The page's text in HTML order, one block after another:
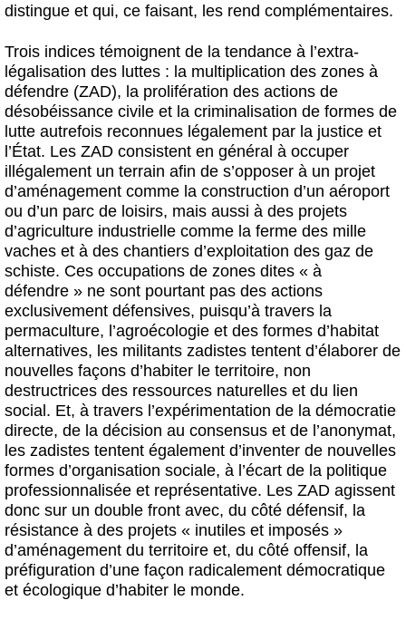
distingue et qui, ce faisant, les rend complémentaires.
Trois indices témoignent de la tendance à l’extra-
légalisation des luttes : la multiplication des zones à
défendre (ZAD), la prolifération des actions de
désobéissance civile et la criminalisation de formes de
lutte autrefois reconnues légalement par la justice et
l’État. Les ZAD consistent en général à occuper
illégalement un terrain afin de s’opposer à un projet
d’aménagement comme la construction d’un aéroport
ou d’un parc de loisirs, mais aussi à des projets
d’agriculture industrielle comme la ferme des mille
vaches et à des chantiers d’exploitation des gaz de
schiste. Ces occupations de zones dites « à
défendre » ne sont pourtant pas des actions
exclusivement défensives, puisqu’à travers la
permaculture, l’agroécologie et des formes d’habitat
alternatives, les militants zadistes tentent d’élaborer de
nouvelles façons d’habiter le territoire, non
destructrices des ressources naturelles et du lien
social. Et, à travers l’expérimentation de la démocratie
directe, de la décision au consensus et de l’anonymat,
les zadistes tentent également d’inventer de nouvelles
formes d’organisation sociale, à l’écart de la politique
professionnalisée et représentative. Les ZAD agissent
donc sur un double front avec, du côté défensif, la
résistance à des projets « inutiles et imposés »
d’aménagement du territoire et, du côté offensif, la
préfiguration d’une façon radicalement démocratique
et écologique d’habiter le monde.